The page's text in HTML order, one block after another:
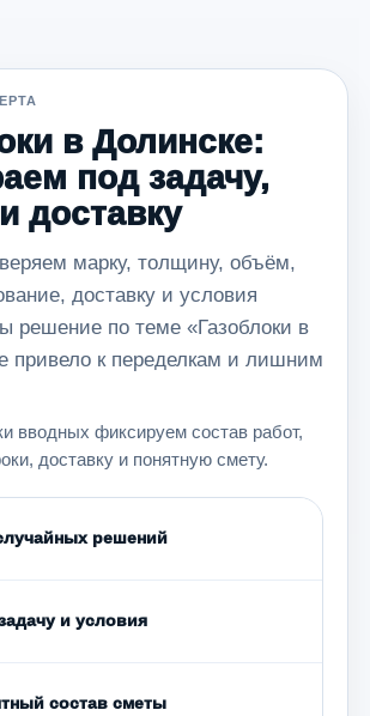
в Долинске:
под задачу,
доставку
марку, толщину, объём,
доставку и условия
решение по теме «Газоблоки в
привело к переделкам и лишним
вводных фиксируем состав работ,
доставку и понятную смету.
решений
и условия
состав сметы